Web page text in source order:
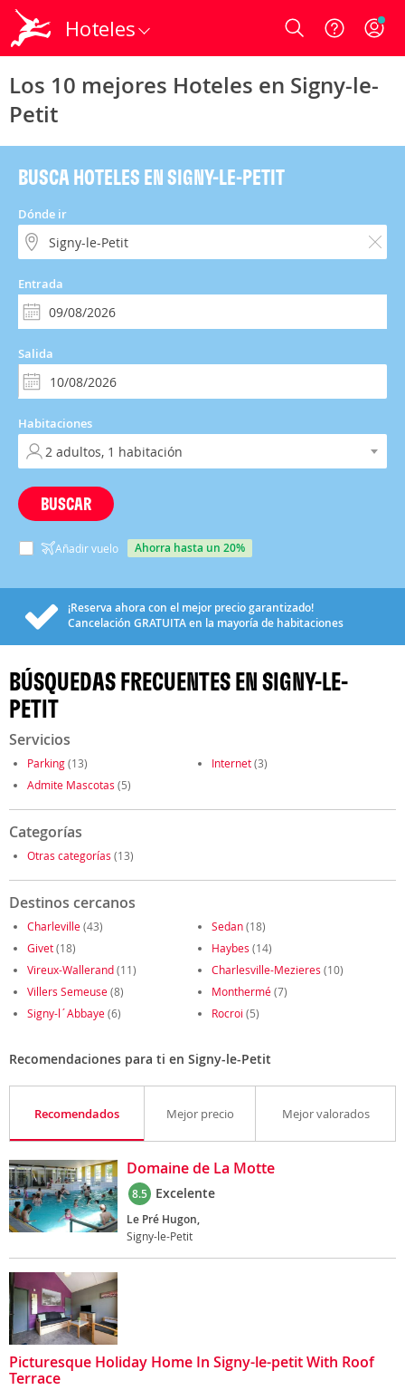
Hoteles Login
Los 10 mejores Hoteles en Signy-le-
Petit
BUSCA HOTELES EN SIGNY-LE-PETIT
Dónde ir
Entrada
Salida
Habitaciones
BUSCAR
Añadir vuelo ahorra hasta un 20%
¡Reserva ahora con el mejor precio garantizado!
Cancelación GRATUITAen la mayoría de habitaciones
BÚSQUEDAS FRECUENTES EN SIGNY-LE-
PETIT
Servicios
Parking(13) Internet(3)
Admite Mascotas (5)
Categorías
Otras categorías (13)
Destinos cercanos
Charleville(43) Sedan(18)
Givet(18) Haybes (14)
Vireux-Wallerand(11) Charlesville-Mezieres (10)
Villers Semeuse(8) Monthermé(7)
Signy-l´Abbaye(6) Rocroi (5)
Recomendaciones para ti en Signy-le-Petit
Recomendados Mejor precio Mejor valorados
Domaine de La Motte
8.5 Excelente
Le Pré Hugon,
Signy-le-Petit
Picturesque Holiday Home In Signy-le-petit With Roof
Terrace